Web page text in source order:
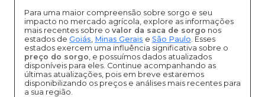
Para uma maior compreensão sobre sorgo e seu
impacto no mercado agrícola, explore as informações
mais recentes sobre o valor da saca de sorgo nos
estados de Goiás, Minas Gerais e São Paulo. Esses
estados exercem uma influência significativa sobre o
preço do sorgo, e possuímos dados atualizados
disponíveis para eles. Continue acompanhando as
últimas atualizações, pois em breve estaremos
disponibilizando os preços e análises mais recentes para
a sua região.